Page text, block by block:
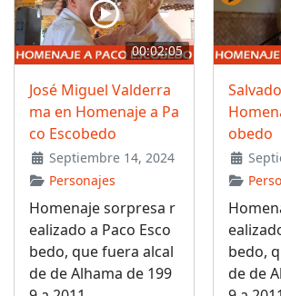
00:02:05
José Miguel Valderra
ma en Homenaje a Pa
co Escobedo
Septiembre 14, 2024
Personajes
Homenaje sorpresa r
ealizado a Paco Esco
bedo, que fuera alcal
de de Alhama de 199
obedo
bedo,
de de